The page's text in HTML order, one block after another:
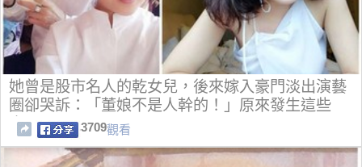
她曾是股市名人的乾女兒，後來嫁入豪門淡出演藝
圈卻哭訴：「董娘不是人幹的！」原來發生這些
事...
3709觀看